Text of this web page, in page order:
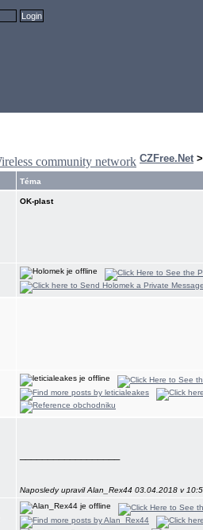
CZFree.Net
Téma
OK-plast
Naposledy upravil Alan_Rex44 03.04.2018 v